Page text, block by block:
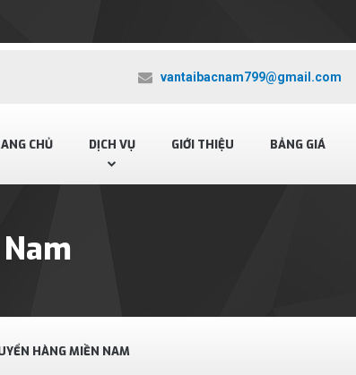
CHỦ DỊCH VỤ GIỚI THIỆU BẢNG GIÁ
vantaibacnam799@gmail.com
HÀNG MIỀN NAM